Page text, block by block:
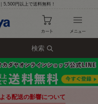
5,500円以上で送料無料！
検索
る配送の影響について